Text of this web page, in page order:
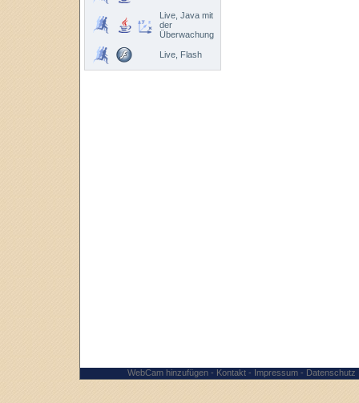
Live, Java mit
der
Überwachung
Live, Flash
WebCam hinzufügen- Kontakt- Impressum- Datenschutz